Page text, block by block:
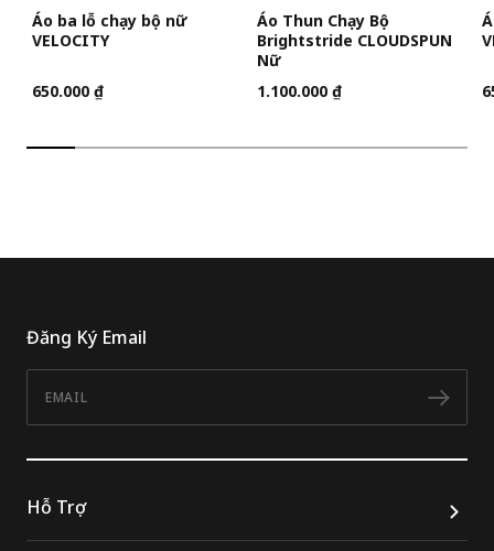
Áo ba lỗ chạy bộ nữ
VELOCITY
650.000 ₫
Áo Thun Chạy Bộ
Brightstride CLOUDSPUN
Nữ
1.100.000 ₫
Đăng Ký Email
Hỗ Trợ